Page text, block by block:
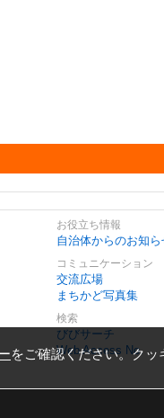
お役立ち情報
自治体からのお知ら
コミュニケーション
交流広場
まちかど写真集
検索
びびサーチ
Web Access No.
をご確認ください。ク